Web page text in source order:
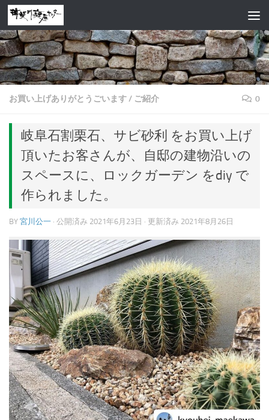
コンテンツへスキップ
お買い上げありがとうごいます/ ご紹介 0
岐阜石割栗石、サビ砂利 をお買い上げ
頂いたお客さんが、自邸の建物沿いの
スペースに、ロックガーデン をdiy で
作られました。
BY 宮川公一 · 公開済み 2021年6月23日 · 更新済み 2021年8月26日